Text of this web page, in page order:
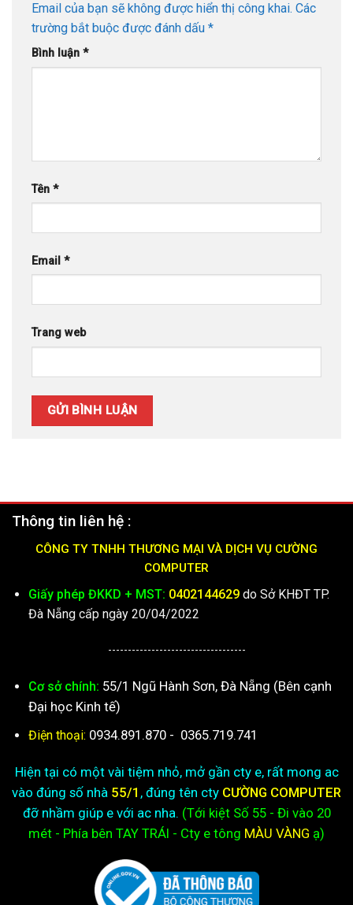
Email của bạn sẽ không được hiển thị công khai. Các
trường bắt buộc được đánh dấu *
Bình luận *
Tên *
Email *
Trang web
Thông tin liên hệ :
CÔNG TY TNHH THƯƠNG MẠI VÀ DỊCH VỤ CƯỜNG
COMPUTER
Giấy phép ĐKKD + MST: 0402144629do Sở KHĐT TP.
Đà Nẵng cấp ngày 20/04/2022
-----------------------------------
Cơ sở chính: 55/1 Ngũ Hành Sơn, Đà Nẵng (Bên cạnh
Đại học Kinh tế)
Điện thoại: 0934.891.870 - 0365.719.741
Hiện tại có một vài tiệm nhỏ, mở gần cty e, rất mong ac
vào đúng số nhà 55/1 , đúng tên cty CƯỜNG COMPUTER
đỡ nhầm giúp e với ac nha. (Tới kiệtSố 55 - Đi vào 20
mét - Phía bên TAY TRÁI - Cty e tông MÀU VÀNG ạ)